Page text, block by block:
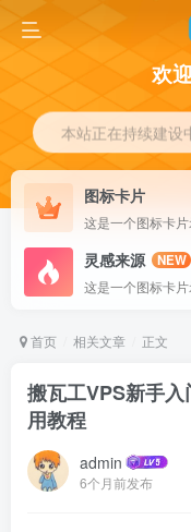
欢
本站正在持续建设
图标卡片
这是一个图标卡
灵感来源
NEW
这是一个图标卡
首页 相关文章 正文
搬瓦工VPS新手
用教程
admin
6个月前发布